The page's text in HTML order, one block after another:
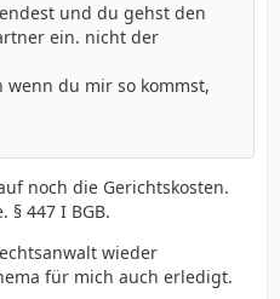
und du gehst den
ein. nicht der
du mir so kommst,
noch die Gerichtskosten.
§ 447 I BGB.
wieder
für mich auch erledigt.